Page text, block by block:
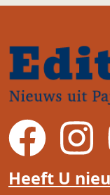
Heeft U